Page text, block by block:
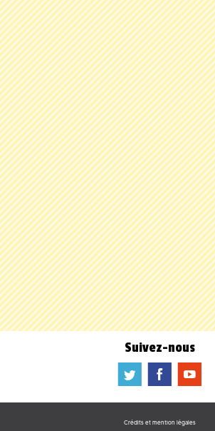
Suivez-nous
a b f
Crédits et mention légales